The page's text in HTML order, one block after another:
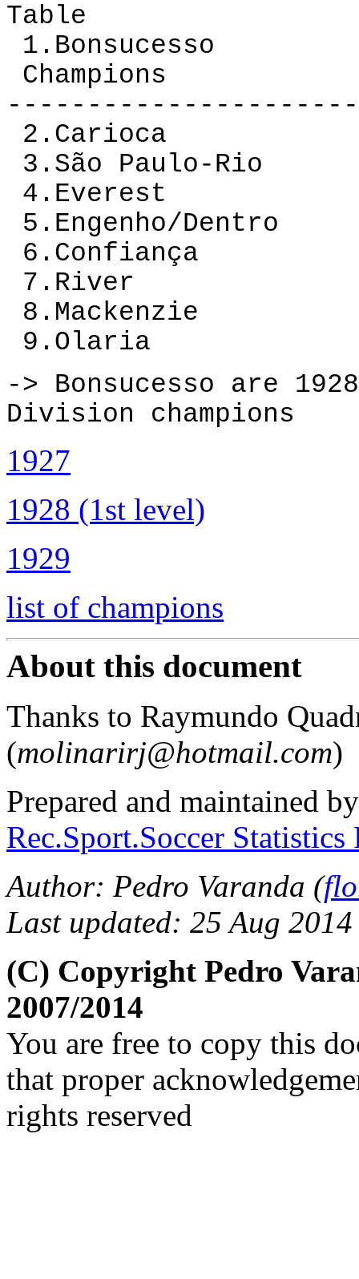
Table
1.Bonsucesso
Champions
2.Carioca
3.São Paulo-Rio
4.Everest
5.Engenho/Dentro
6.Confiança
7.River
8.Mackenzie
9.Olaria
-> Bonsucesso are
Division champions
1927
1928 (1st level)
1929
list of champions
About this document
Thanks to Raymundo
(molinarirj@hotmail.com)
Prepared and maintained
Rec.Sport.Soccer
Author: Pedro Varanda (
Last updated: 25 Aug 2014
(C) Copyright Pedro
2007/2014
You are free to copy this
that proper
rights reserved